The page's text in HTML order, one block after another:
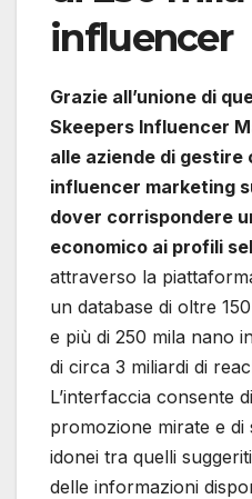
influencer
Grazie all’unione di
Skeepers Influencer
alle aziende di gestire
influencer marketing
dover corrispondere
economico ai profili
attraverso la
un database di oltre
e più di 250 mila nano
di circa 3 miliardi di
L’interfaccia consente
promozione mirate e
idonei tra quelli
delle informazioni